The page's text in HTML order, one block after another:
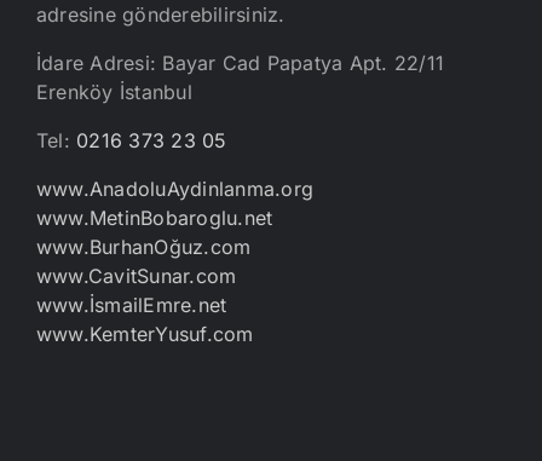
adresine gönderebilirsiniz.
İdare Adresi: Bayar Cad Papatya Apt. 22/11
Erenköy İstanbul
Tel: 0216 373 23 05
www.AnadoluAydinlanma.org
www.MetinBobaroglu.net
www.BurhanOğuz.com
www.CavitSunar.com
www.İsmailEmre.net
www.KemterYusuf.com